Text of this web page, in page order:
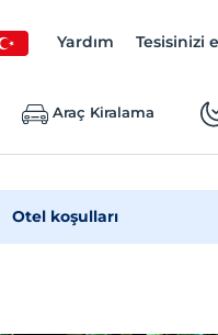
Yardım Tesisinizi
Araç Kiralama
Otel koşulları